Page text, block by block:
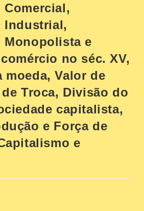
Industrial,
Monopolista e
no séc. XV,
moeda, Valor de
Troca, Divisão do
capitalista,
e Força de
e